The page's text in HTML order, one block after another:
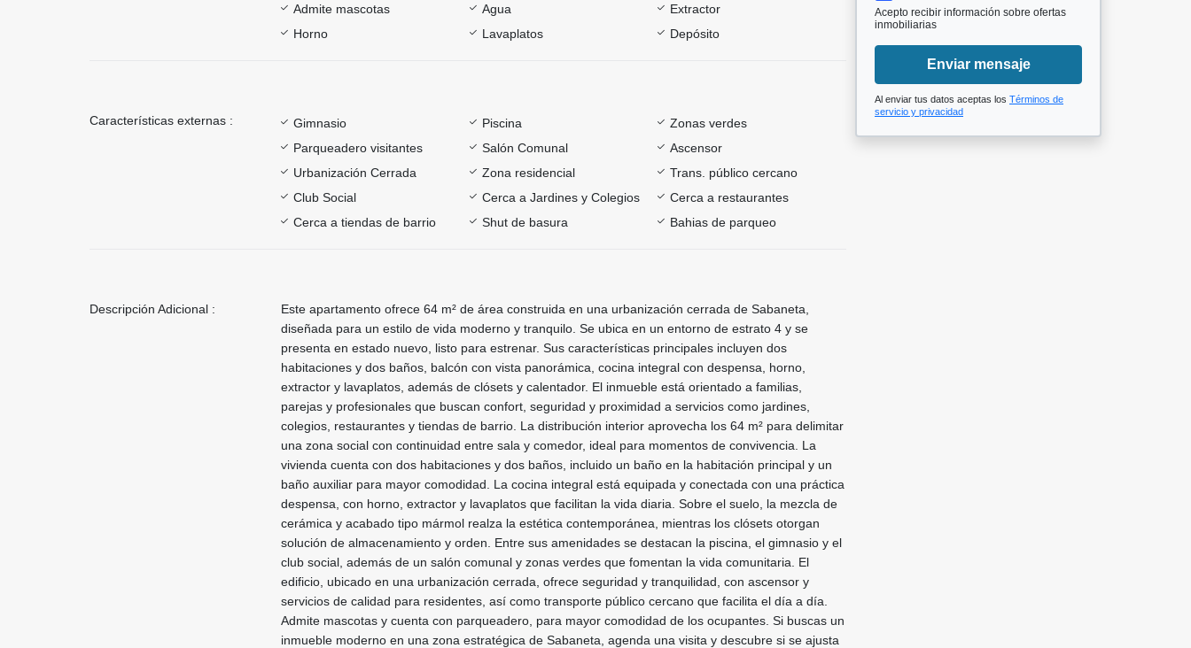
Admite mascotas
Agua
Extractor
Horno
Lavaplatos Depósito
Características externas : Gimnasio Piscina
Zonas verdes
Parqueadero visitantes
Salón Comunal
Ascensor
Urbanización Cerrada
Zona residencial
Trans. público cercano
Club Social
Cerca a Jardines y Colegios
Cerca a restaurantes
Cerca a tiendas de barrio
Shut de basura Bahias de parqueo
Descripción Adicional :
Este apartamento ofrece 64 m² de área construida en una urbanización cerrada de Sabaneta,
diseñada para un estilo de vida moderno y tranquilo. Se ubica en un entorno de estrato 4 y se
presenta en estado nuevo, listo para estrenar. Sus características principales incluyen dos
habitaciones y dos baños, balcón con vista panorámica, cocina integral con despensa, horno,
extractor y lavaplatos, además de clósets y calentador. El inmueble está orientado a familias,
parejas y profesionales que buscan confort, seguridad y proximidad a servicios como jardines,
colegios, restaurantes y tiendas de barrio. La distribución interior aprovecha los 64 m² para delimitar
una zona social con continuidad entre sala y comedor, ideal para momentos de convivencia. La
vivienda cuenta con dos habitaciones y dos baños, incluido un baño en la habitación principal y un
baño auxiliar para mayor comodidad. La cocina integral está equipada y conectada con una práctica
despensa, con horno, extractor y lavaplatos que facilitan la vida diaria. Sobre el suelo, la mezcla de
cerámica y acabado tipo mármol realza la estética contemporánea, mientras los clósets otorgan
solución de almacenamiento y orden. Entre sus amenidades se destacan la piscina, el gimnasio y el
club social, además de un salón comunal y zonas verdes que fomentan la vida comunitaria. El
edificio, ubicado en una urbanización cerrada, ofrece seguridad y tranquilidad, con ascensor y
servicios de calidad para residentes, así como transporte público cercano que facilita el día a día.
Admite mascotas y cuenta con parqueadero, para mayor comodidad de los ocupantes. Si buscas un
inmueble moderno en una zona estratégica de Sabaneta, agenda una visita y descubre si se ajusta
Acepto recibir información sobre ofertas
inmobiliarias
Enviar mensaje
Al enviar tus datos aceptas los Términos de
servicio y privacidad